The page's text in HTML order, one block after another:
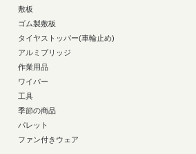
敷板
ゴム製敷板
タイヤストッパー(車輪止め)
アルミブリッジ
作業用品
ワイパー
工具
季節の商品
パレット
ファン付きウェア